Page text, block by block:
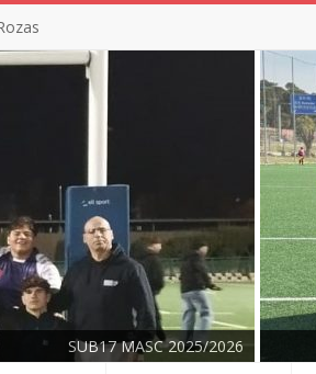
SUB17 MASC 2025/2026